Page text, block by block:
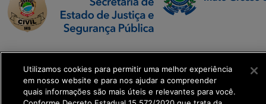
SETDIG | Secretaria-
Executiva de
Transformação Digital
Utilizamos cookies para permitir uma melhor experiência
em nosso website e para nos ajudar a compreender
quais informações são mais úteis e relevantes para você.